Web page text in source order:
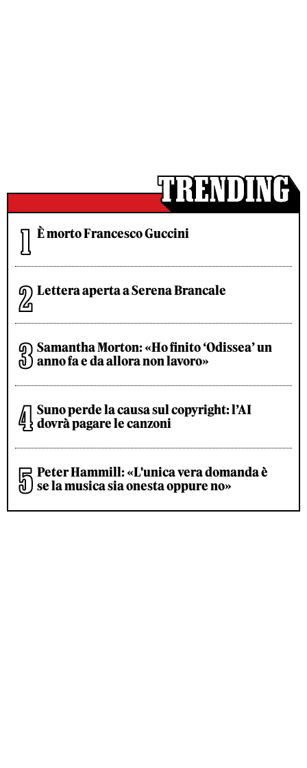
È morto Francesco Guccini
Lettera aperta a Serena Brancale
Samantha Morton: «Ho finito ‘Odissea’ un
anno fa e da allora non lavoro»
Suno perde la causa sul copyright: l’AI
dovrà pagare le canzoni
Peter Hammill: «L'unica vera domanda è
se la musica sia onesta oppure no»